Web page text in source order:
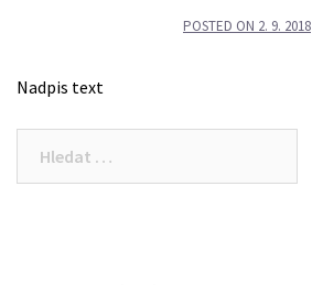
POSTED ON 2. 9. 2018
Nadpis text